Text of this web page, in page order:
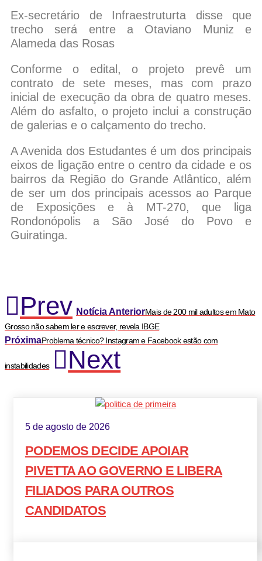
Ex-secretário de Infraestruturta disse que
trecho será entre a Otaviano Muniz e
Alameda das Rosas
Conforme o edital, o projeto prevê um
contrato de sete meses, mas com prazo
inicial de execução da obra de quatro meses.
Além do asfalto, o projeto inclui a construção
de galerias e o calçamento do trecho.
A Avenida dos Estudantes é um dos principais
eixos de ligação entre o centro da cidade e os
bairros da Região do Grande Atlântico, além
de ser um dos principais acessos ao Parque
de Exposições e à MT-270, que liga
Rondonópolis a São José do Povo e
Guiratinga.
Prev Notícia AnteriorMais de 200 mil adultos em Mato
Grosso não sabem ler e escrever, revela IBGE
PróximaProblema técnico? Instagram e Facebook estão com
instabilidades Next
5 de agosto de 2026
PODEMOS DECIDE APOIAR
PIVETTA AO GOVERNO E LIBERA
FILIADOS PARA OUTROS
CANDIDATOS